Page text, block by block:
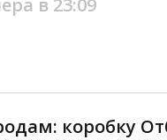
в 23:09
коробку